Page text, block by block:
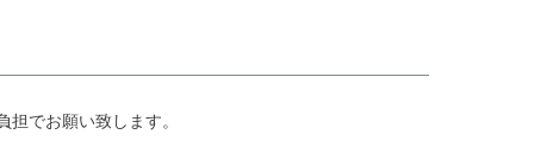
でお願い致します。